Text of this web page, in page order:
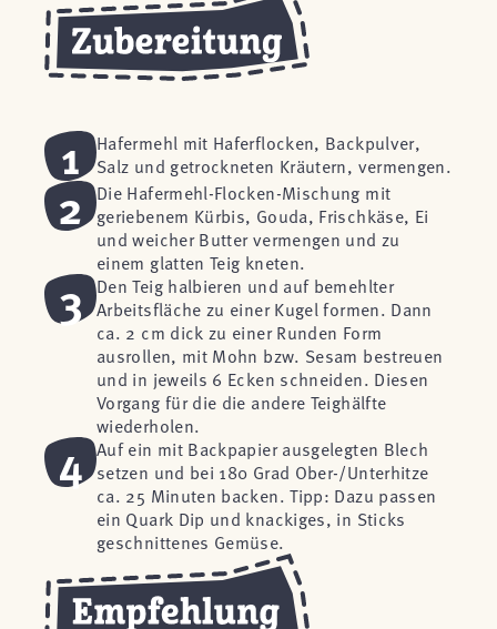
1
Hafermehl mit Haferflocken, Backpulver,
Salz und getrockneten Kräutern, vermengen.
2
Die Hafermehl-Flocken-Mischung mit
geriebenem Kürbis, Gouda, Frischkäse, Ei
und weicher Butter vermengen und zu
einem glatten Teig kneten.
3
Den Teig halbieren und auf bemehlter
Arbeitsfläche zu einer Kugel formen. Dann
ca. 2 cm dick zu einer Runden Form
ausrollen, mit Mohn bzw. Sesam bestreuen
und in jeweils 6 Ecken schneiden. Diesen
Vorgang für die die andere Teighälfte
wiederholen.
4 Auf ein mit Backpapier ausgelegten Blech
setzen und bei 180 Grad Ober-/Unterhitze
ca. 25 Minuten backen. Tipp: Dazu passen
ein Quark Dip und knackiges, in Sticks
geschnittenes Gemüse.